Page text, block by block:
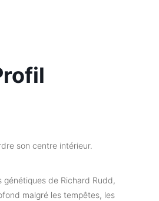
son centre intérieur.
génétiques de Richard Rudd,
malgré les tempêtes, les